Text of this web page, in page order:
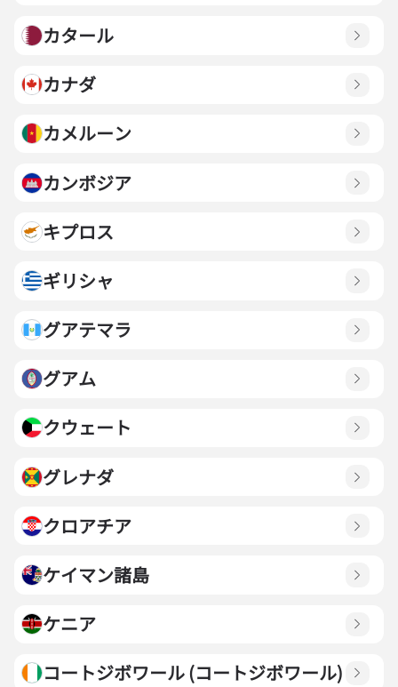
カタール
カナダ
カメルーン
カンボジア
キプロス
ギリシャ
グアテマラ
グアム
クウェート
グレナダ
クロアチア
ケイマン諸島
ケニア
コートジボワール (コートジボワール)